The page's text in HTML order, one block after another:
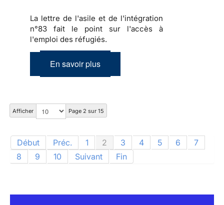
La lettre de l'asile et de l'intégration
n°83 fait le point sur l'accès à
l'emploi des réfugiés.
En savoir plus
Afficher Page 2 sur 15
Début Préc. 1 2 3 4 5 6
7
8
9 10 Suivant Fin